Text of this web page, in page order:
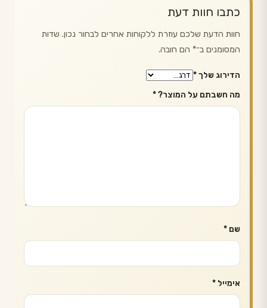
כתבו חוות דעת
חוות הדעת שלכם עוזרת ללקוחות אחרים לבחור נכון. שדות
המסומנים ב־* הם חובה.
הדירוג שלך*
מה חשבתם על המוצר?*
שם *
אימייל *